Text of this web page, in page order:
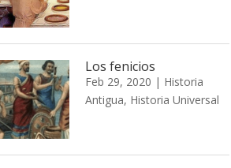
Los fenicios
Feb 29, 2020 | Historia
Antigua, Historia Universal